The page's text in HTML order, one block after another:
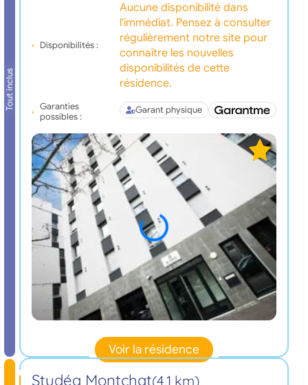
Tout inclus
Disponibilités :
Aucune disponibilité dans
l'immédiat. Pensez à consulter
régulièrement notre site pour
connaître les nouvelles
disponibilités de cette
résidence.
Garanties
possibles :
Garant physique
Voir la résidence
Studéa Montchat(4,1 km)